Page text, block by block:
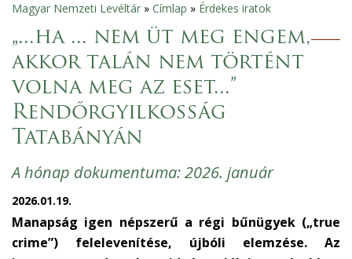
Jelenlegi
hely
Magyar Nemzeti Levéltár » Címlap » Érdekes iratok
„...ha ... nem üt meg engem,
akkor talán nem történt
volna meg az eset...”
Rendőrgyilkosság
Tatabányán
A hónap dokumentuma: 2026. január
2026.01.19.
Manapság igen népszerű a régi bűnügyek („true
crime”) felelevenítése, újbóli elemzése. Az